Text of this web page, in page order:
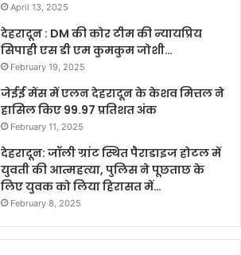
April 13, 2025
देहरादून : DM की कोर टीम की न्यायप्रिय
सिपाही एस डी एम कुमकुम जोशी…
February 19, 2025
जेईई मेंस में एलन देहरादून के केशव मित्तल ने
हासिल किए 99.97 प्रतिशत अंक
February 11, 2025
देहरादून: जॉली ग्रांट स्थित पैराडाइज होटल में
युवती की आत्महत्या, पुलिस ने पूछताछ के
लिए युवक को लिया हिरासत में…
February 8, 2025